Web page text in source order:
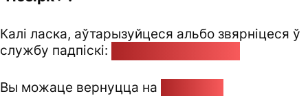
Калі ласка, аўтарызуйцеся альбо звярніцеся ў
службу падпіскі:
Вы можаце вернуцца на